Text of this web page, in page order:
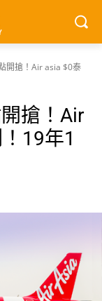
開搶！Air asia $0泰
搶！Air
19年1